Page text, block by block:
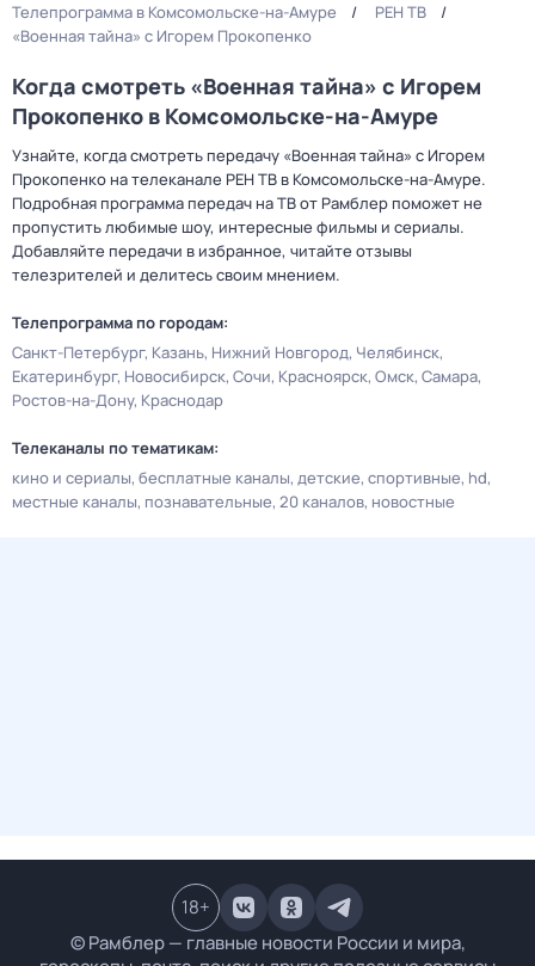
Телепрограмма в Комсомольске-на-Амуре
РЕН ТВ
«Военная тайна» с Игорем Прокопенко
Когда смотреть «Военная тайна» с Игорем
Прокопенко в Комсомольске-на-Амуре
Узнайте, когда смотреть передачу «Военная тайна» с Игорем
Прокопенко на телеканале РЕН ТВ в Комсомольске-на-Амуре.
Подробная программа передач на ТВ от Рамблер поможет не
пропустить любимые шоу, интересные фильмы и сериалы.
Добавляйте передачи в избранное, читайте отзывы
телезрителей и делитесь своим мнением.
Телепрограмма по городам:
Санкт-Петербург Казань Нижний Новгород Челябинск
Екатеринбург Новосибирск Сочи Красноярск Омск Самара
Ростов-на-Дону Краснодар
Телеканалы по тематикам:
кино и сериалы бесплатные каналы детские спортивные hd
местные каналы познавательные 20 каналов новостные
© Рамблер — главные новости России и мира,
18+